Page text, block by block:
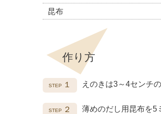
昆布
作り方
１ えのきは3～4センチ
２ 薄めのだし用昆布を5